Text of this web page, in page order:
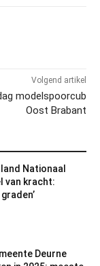
Volgend artikel
modelspoorcub
Oost Brabant
Nationaal
van kracht:
Deurne